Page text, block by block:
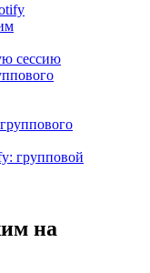
сессию
групповой
на